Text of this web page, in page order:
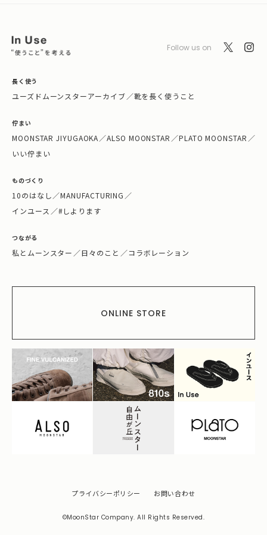
Follow us on
長く使う
ユーズドムーンスターアーカイブ ／靴を長く使うこと
佇まい
MOONSTAR JIYUGAOKA ／ALSO MOONSTAR ／PLATO MOONSTAR ／
いい佇まい
ものづくり
10のはなし ／MANUFACTURING ／
インユース ／#しよります
つながる
私とムーンスター ／日々のこと ／コラボレーション
ONLINE STORE
プライバシーポリシー お問い合わせ
©MoonStar Company. All Rights Reserved.